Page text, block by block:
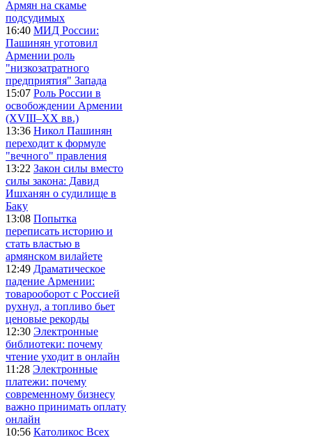
Армян на скамье
подсудимых
16:40 МИД России:
Пашинян уготовил
Армении роль
"низкозатратного
предприятия" Запада
15:07 Роль России в
освобождении Армении
(XVIII–XX вв.)
13:36 Никол Пашинян
переходит к формуле
"вечного" правления
13:22 Закон силы вместо
силы закона: Давид
Ишханян о судилище в
Баку
13:08 Попытка
переписать историю и
стать властью в
армянском вилайете
12:49 Драматическое
падение Армении:
товарооборот с Россией
рухнул, а топливо бьет
ценовые рекорды
12:30 Электронные
библиотеки: почему
чтение уходит в онлайн
11:28 Электронные
платежи: почему
современному бизнесу
важно принимать оплату
онлайн
10:56 Католикос Всех